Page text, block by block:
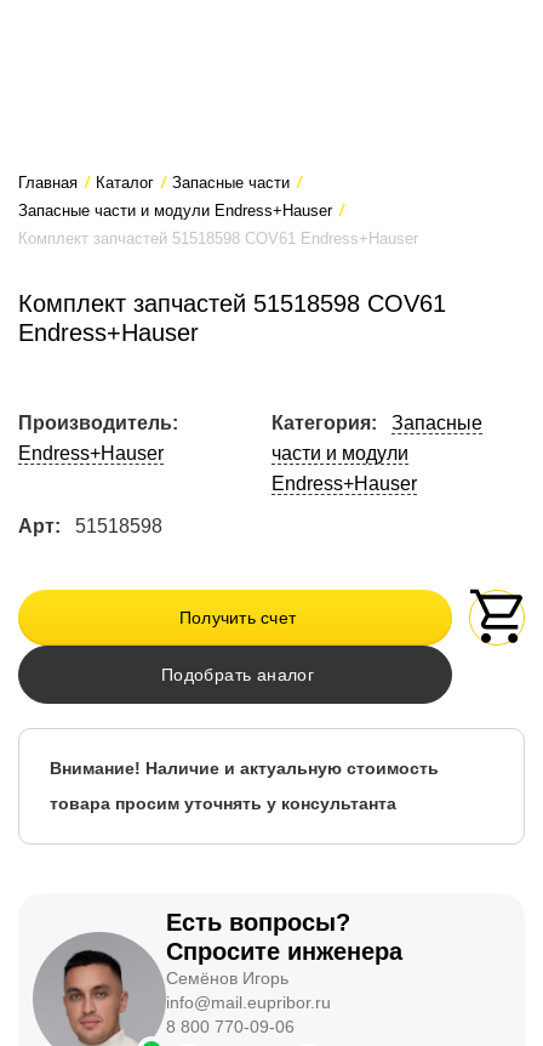
Главная / Каталог / Запасные части /
Запасные части и модули Endress+Hauser /
Комплект запчастей 51518598 COV61 Endress+Hauser
Комплект запчастей 51518598 COV61
Endress+Hauser
Производитель:
Endress+Hauser
Категория:
Запасные
части и модули
Endress+Hauser
Арт: 51518598
Получить счет
Подобрать аналог
Внимание! Наличие и актуальную стоимость
товара просим уточнять у консультанта
Есть вопросы?
Спросите инженера
Семёнов Игорь
info@mail.eupribor.ru
8 800 770-09-06